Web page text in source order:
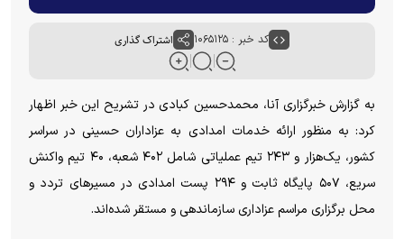
کد خبر : ۱۰۶۵۱۲۵ اشتراک گذاری
به گزارش خبرگزاری آنا، محمدحسین کبادی در تشریح این خبر اظهار
کرد: به منظور ارائه خدمات امدادی به عزاداران حسینی در سراسر
کشور، یک‌هزار و ۲۴۳ تیم عملیاتی شامل ۴۰۲ شعبه، ۴۰ تیم واکنش
سریع، ۵۰۷ پایگاه ثابت و ۲۹۴ پست امدادی در مسیرهای تردد و
محل برگزاری مراسم عزاداری سازماندهی و مستقر شده‌اند.